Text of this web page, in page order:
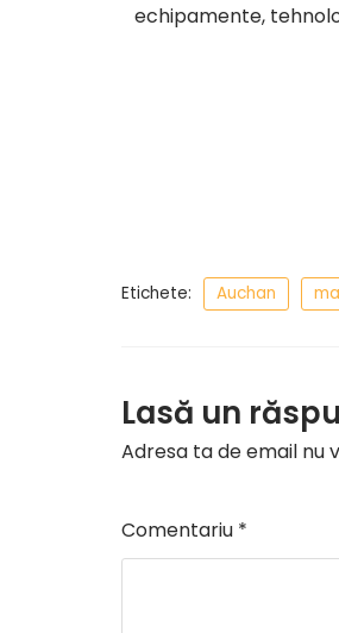
echipamente,
Etichete: Auchan
Lasă un
Adresa ta de email nu
Comentariu *